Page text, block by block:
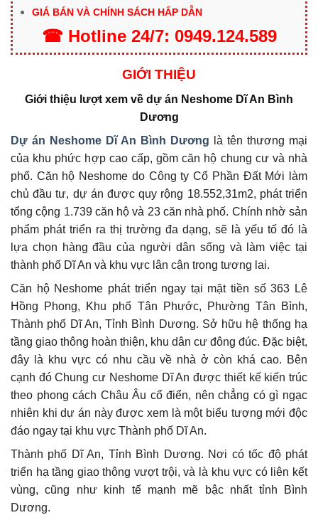
GIÁ BÁN VÀ CHÍNH SÁCH HẤP DẪN
☎ Hotline 24/7: 0949.124.589
GIỚI THIỆU
Giới thiệu lượt xem về dự án Neshome Dĩ An Bình
Dương
Dự án Neshome Dĩ An Bình Dương
là tên thương mại
của khu phức hợp cao cấp, gồm căn hộ chung cư và nhà
phố. Căn hộ Neshome do Công ty Cổ Phần Đất Mới làm
chủ đầu tư, dự án được quy rộng 18.552,31m2, phát triển
tổng cộng 1.739 căn hộ và 23 căn nhà phố. Chính nhờ sản
phẩm phát triển ra thị trường đa dạng, sẽ là yếu tố đó là
lựa chọn hàng đầu của người dân sống và làm việc tại
thành phố Dĩ An và khu vực lân cận trong tương lai.
Căn hộ Neshome phát triển ngay tại mặt tiền số 363 Lê
Hồng Phong, Khu phố Tân Phước, Phường Tân Bình,
Thành phố Dĩ An, Tỉnh Bình Dương. Sở hữu hệ thống hạ
tầng giao thông hoàn thiện, khu dân cư đông đúc. Đặc biệt,
đây là khu vực có nhu cầu về nhà ở còn khá cao. Bên
cạnh đó Chung cư Neshome Dĩ An được thiết kế kiến trúc
theo phong cách Châu Âu cổ điển, nên chẳng có gì ngạc
nhiên khi dự án này được xem là một biểu tượng mới độc
đáo ngay tại khu vực Thành phố Dĩ An.
Thành phố Dĩ An, Tỉnh Bình Dương. Nơi có tốc độ phát
triển hạ tầng giao thông vượt trội, và là khu vực có liên kết
vùng, cũng như kinh tế mạnh mẽ bậc nhất tỉnh Bình
Dương.